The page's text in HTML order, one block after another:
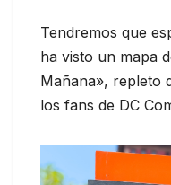
Tendremos que
ha visto un mapa
Mañana», repleto
los fans de DC